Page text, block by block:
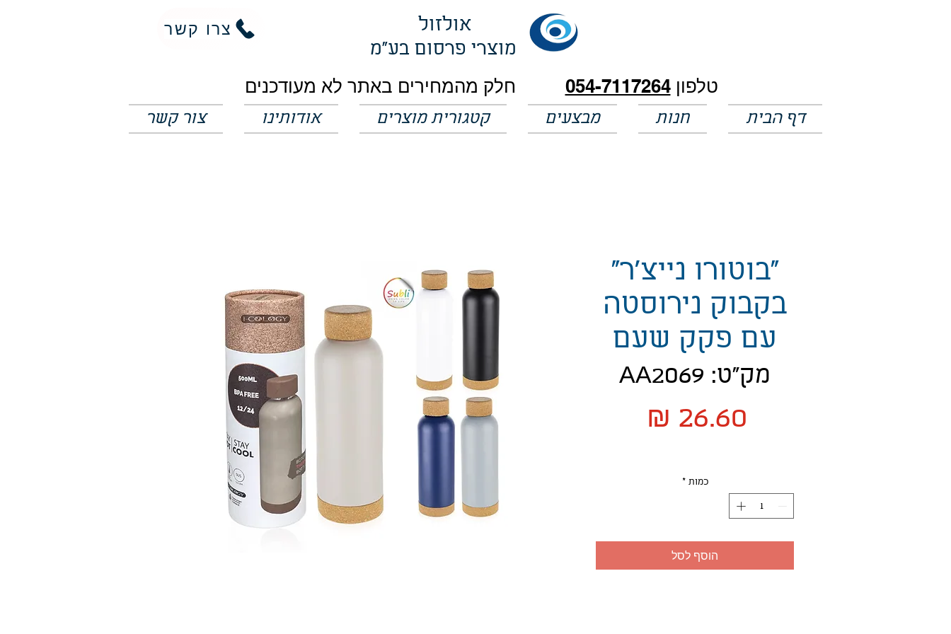
צרו קשר
אולזול
מוצרי פרסום בע"מ
טלפון054-7117264
דף הבית חנות מבצעים קטגורית מוצרים אודותינו צור קשר
"בוטורו נייצ'ר"
בקבוק נירוסטה
עם פקק שעם
מק"ט: AA2069
כמות *
הוסף לסל